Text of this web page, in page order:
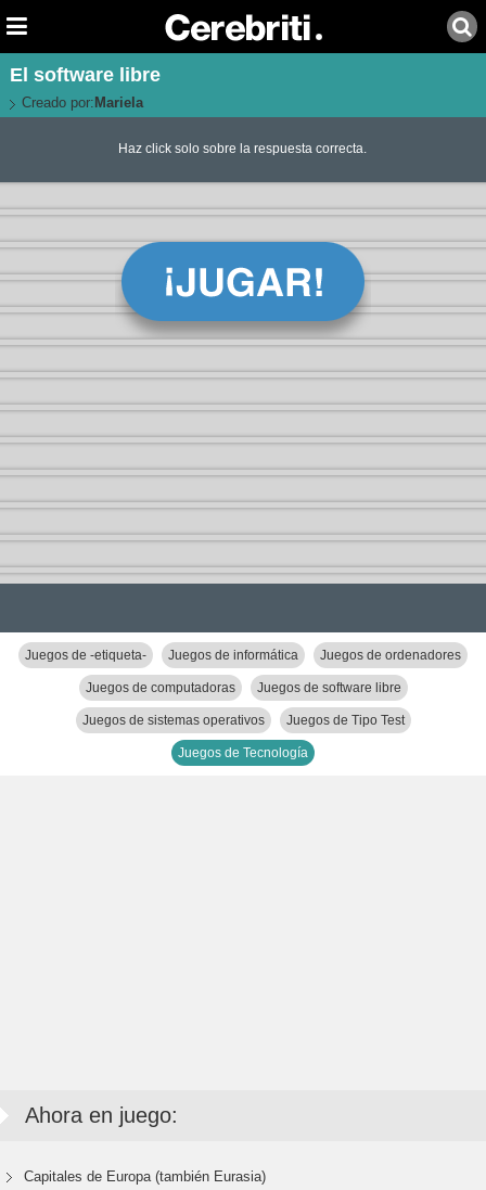
El software libre
Creado por: Mariela
Haz click solo sobre la respuesta correcta.
Juegos de -etiqueta- Juegos de informática Juegos de ordenadores
Juegos de computadoras Juegos de software libre
Juegos de sistemas operativos Juegos de Tipo Test
Juegos de Tecnología
Ahora en juego:
Capitales de Europa (también Eurasia)